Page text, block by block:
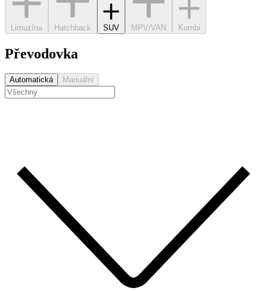
Limuzína Hatchback SUV MPV/VAN Kombi
Převodovka
Automatická Manuální